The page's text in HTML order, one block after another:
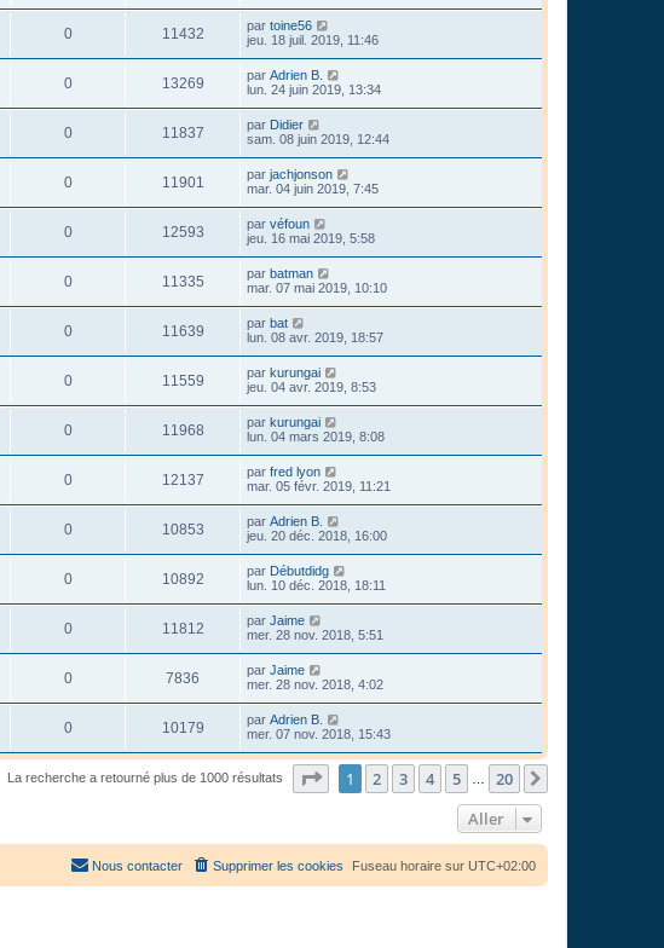
0 11432 par toine56
jeu. 18 juil. 2019, 11:46
0 13269 par Adrien B.
lun. 24 juin 2019, 13:34
0 11837 par Didier
sam. 08 juin 2019, 12:44
0 11901 par jachjonson
mar. 04 juin 2019, 7:45
0 12593 par véfoun
jeu. 16 mai 2019, 5:58
0 11335 par batman
mar. 07 mai 2019, 10:10
0 11639 par bat
lun. 08 avr. 2019, 18:57
0 11559 par kurungai
jeu. 04 avr. 2019, 8:53
0 11968 par kurungai
lun. 04 mars 2019, 8:08
0 12137 par fred lyon
mar. 05 févr. 2019, 11:21
0 10853 par Adrien B.
jeu. 20 déc. 2018, 16:00
0 10892 par Débutdidg
lun. 10 déc. 2018, 18:11
0 11812 par Jaime
mer. 28 nov. 2018, 5:51
0 7836 par Jaime
mer. 28 nov. 2018, 4:02
0 10179 par Adrien B.
mer. 07 nov. 2018, 15:43
La recherche a retourné plus de 1000 résultats Page sur20
1 2 3 4 5 20
Aller
Fuseau horaire sur UTC+02:00
Supprimer les cookies
Nous contacter